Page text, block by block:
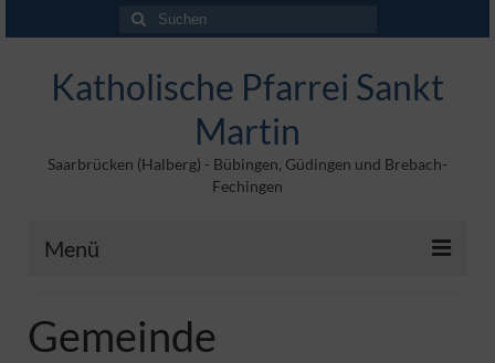
Suchen
nach:
Katholische Pfarrei Sankt
Martin
Saarbrücken (Halberg) - Bübingen, Güdingen und Brebach-
Fechingen
Menü
Veröffentlichungen
Gemeinde